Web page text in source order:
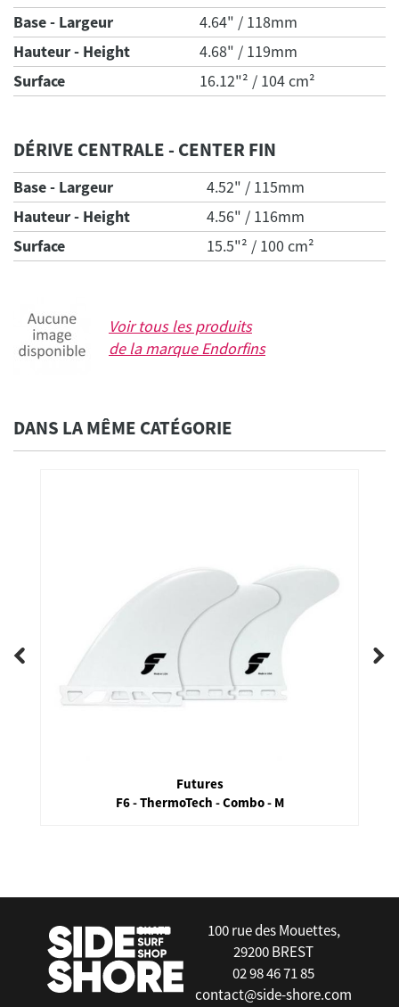
Base - Largeur
4.64" / 118mm
Hauteur - Height
4.68" / 119mm
Surface
16.12"² / 104 cm²
DÉRIVE CENTRALE - CENTER FIN
Base - Largeur
4.52" / 115mm
Hauteur - Height
4.56" / 116mm
Surface
15.5"² / 100 cm²
Voir tous les produits
de la marqueEndorfins
DANS LA MÊME CATÉGORIE
Futures
F6 - ThermoTech - Combo - M
100 rue des Mouettes,
29200 BREST
02 98 46 71 85
contact@side-shore.com